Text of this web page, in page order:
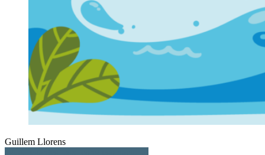
Guillem Llorens